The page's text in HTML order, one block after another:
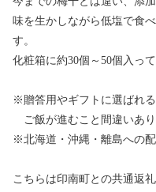
味を生かしながら低塩で食
す。
化粧箱に約30個～50個入って
※贈答用やギフトに選ばれる
ご飯が進むこと間違いあり
※北海道・沖縄・離島への
こちらは印南町との共通返礼